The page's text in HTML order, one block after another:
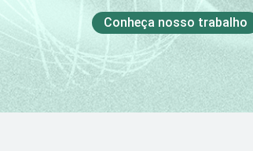
Conheça nosso trabalho